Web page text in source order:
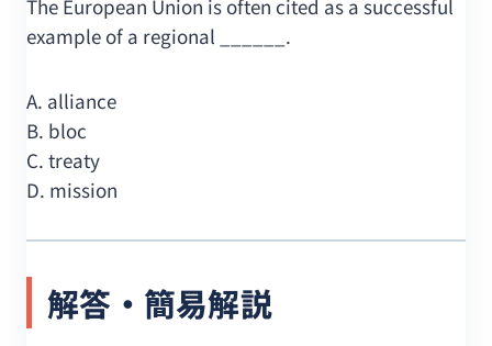
The European Union is often cited as a successful
example of a regional ______.
A. alliance
B. bloc
C. treaty
D. mission
解答・簡易解説